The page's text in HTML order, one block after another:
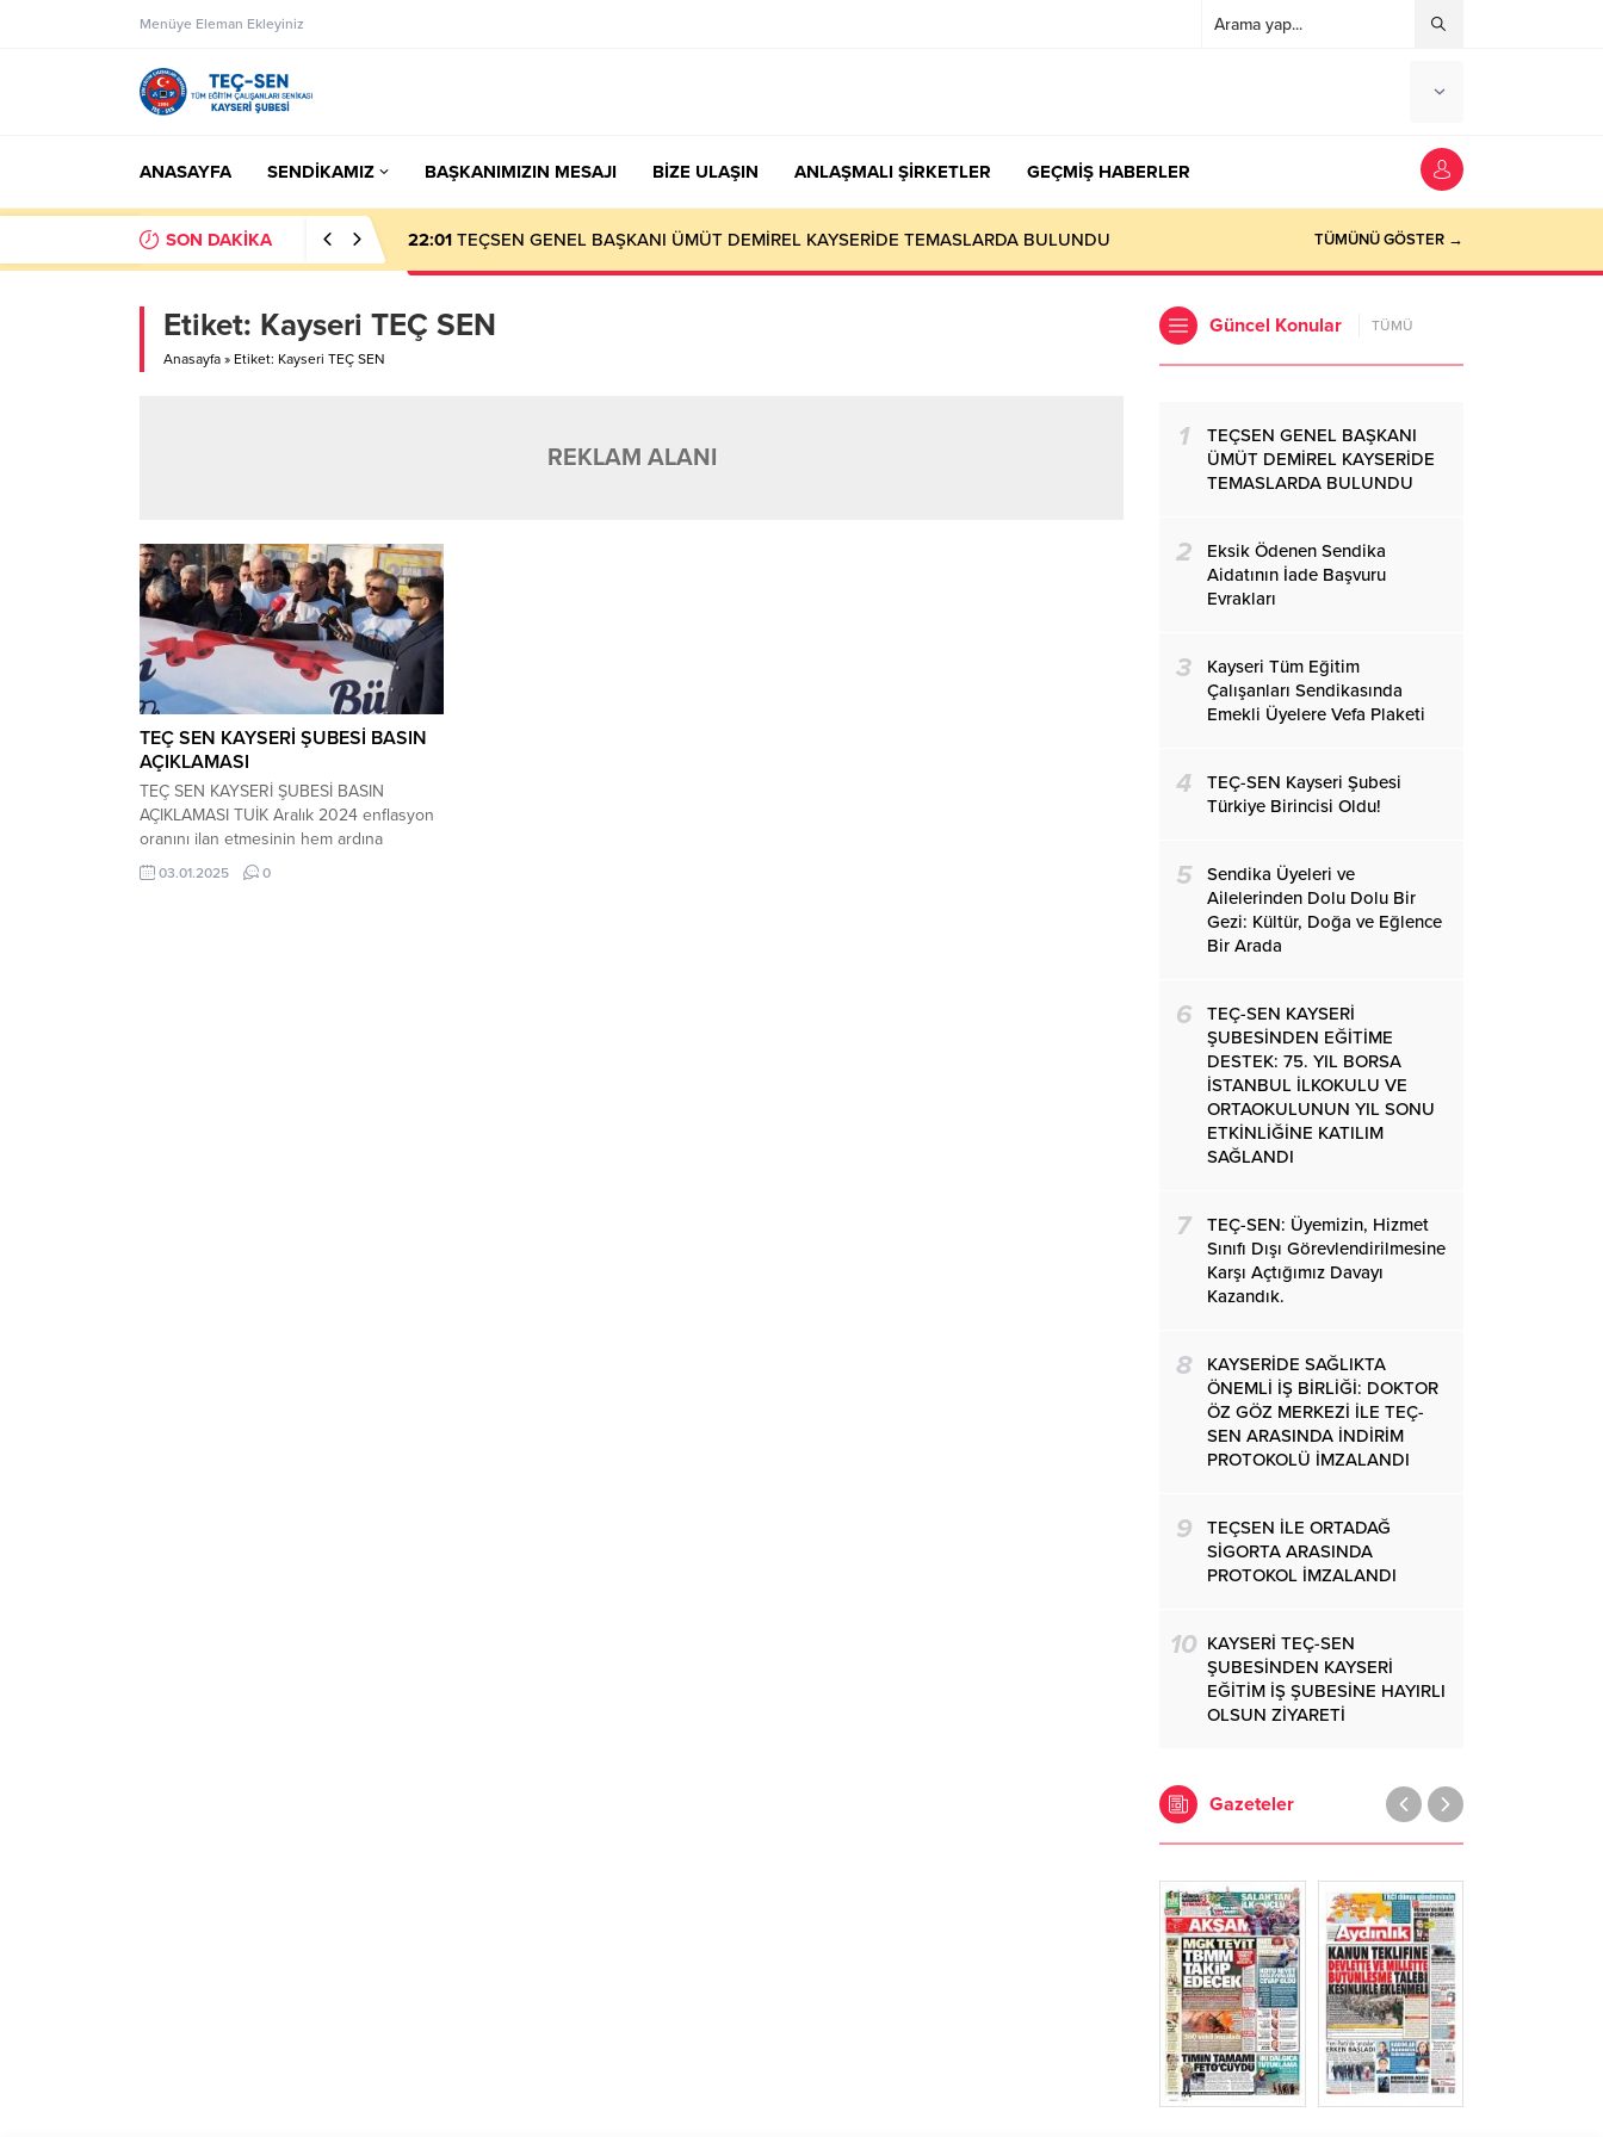
Menüye Eleman Ekleyiniz
ANASAYFA SENDİKAMIZ BAŞKANIMIZIN MESAJI BİZE ULAŞIN ANLAŞMALI ŞİRKETLER GEÇMİŞ HABERLER
SON DAKİKA 22:01 TEÇSEN GENEL BAŞKANI ÜMÜT DEMİREL KAYSERİDE TEMASLARDA BULUNDU TÜMÜNÜ GÖSTER →
Etiket: Kayseri TEÇ SEN
Anasayfa » Etiket: Kayseri TEÇ SEN
REKLAM ALANI
TEÇ SEN KAYSERİ ŞUBESİ BASIN
AÇIKLAMASI
TEÇ SEN KAYSERİ ŞUBESİ BASIN
AÇIKLAMASI TUİK Aralık 2024 enflasyon
oranını ilan etmesinin hem ardına
kamuoyuna açıklama yapma gereği
duyan Kayseri TEÇ SEN Şubesi, Şube
03.01.2025 0
Güncel Konular TÜMÜ
1
TEÇSEN GENEL BAŞKANI
ÜMÜT DEMİREL KAYSERİDE
TEMASLARDA BULUNDU
2
Eksik Ödenen Sendika
Aidatının İade Başvuru
Evrakları
3
Kayseri Tüm Eğitim
Çalışanları Sendikasında
Emekli Üyelere Vefa Plaketi
4
TEÇ-SEN Kayseri Şubesi
Türkiye Birincisi Oldu!
5
Sendika Üyeleri ve
Ailelerinden Dolu Dolu Bir
Gezi: Kültür, Doğa ve Eğlence
Bir Arada
6
TEÇ-SEN KAYSERİ
ŞUBESİNDEN EĞİTİME
DESTEK: 75. YIL BORSA
İSTANBUL İLKOKULU VE
ORTAOKULUNUN YIL SONU
ETKİNLİĞİNE KATILIM
SAĞLANDI
7
TEÇ-SEN: Üyemizin, Hizmet
Sınıfı Dışı Görevlendirilmesine
Karşı Açtığımız Davayı
Kazandık.
8
KAYSERİDE SAĞLIKTA
ÖNEMLİ İŞ BİRLİĞİ: DOKTOR
ÖZ GÖZ MERKEZİ İLE TEÇ-
SEN ARASINDA İNDİRİM
PROTOKOLÜ İMZALANDI
9
TEÇSEN İLE ORTADAĞ
SİGORTA ARASINDA
PROTOKOL İMZALANDI
10 KAYSERİ TEÇ-SEN
ŞUBESİNDEN KAYSERİ
EĞİTİM İŞ ŞUBESİNE HAYIRLI
OLSUN ZİYARETİ
Gazeteler